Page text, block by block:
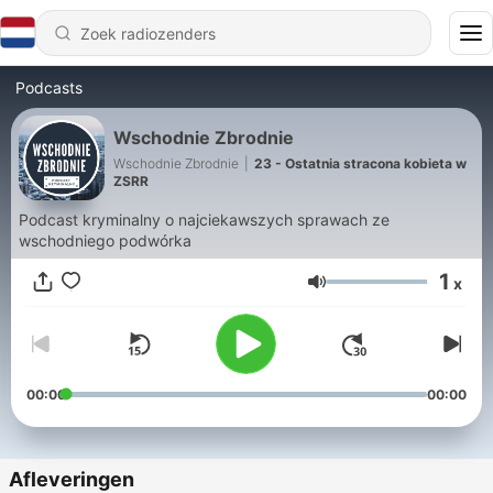
Podcasts
Wschodnie Zbrodnie
Wschodnie Zbrodnie
23 - Ostatnia stracona kobieta w
ZSRR
Podcast kryminalny o najciekawszych sprawach ze
wschodniego podwórka
Volume 1 x
00:00 00:00
Afleveringen